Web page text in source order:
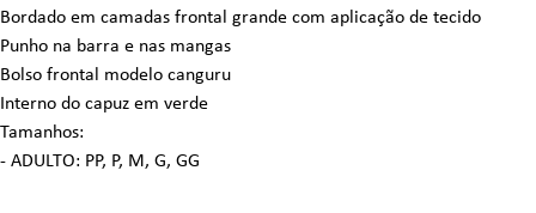
Bordado em camadas frontal grande com aplicação de tecido
Punho na barra e nas mangas
Bolso frontal modelo canguru
Interno do capuz em verde
Tamanhos:
- ADULTO: PP, P, M, G, GG